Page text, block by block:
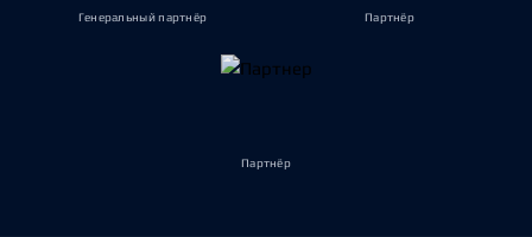
Генеральный партнёр Партнёр
Партнёр